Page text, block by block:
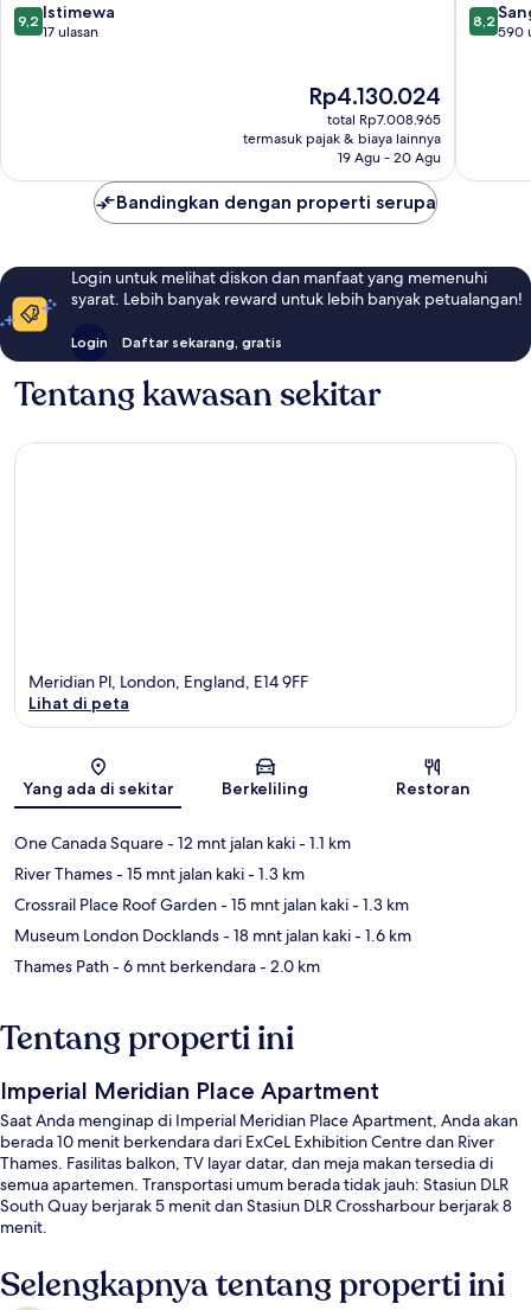
City
Centre
9.2
dari
9,2 Istimewa
17 ulasan
Harga
sekarang
Rp4.130.024
Rp4.130.024
total Rp7.008.965
termasuk pajak & biaya lainnya
19 Agu - 20 Agu
Hamlets
8.2
dari
8,2
590
Bandingkan dengan properti serupa
Login untuk melihat diskon dan manfaat yang memenuhi
syarat. Lebih banyak reward untuk lebih banyak petualangan!
Login Daftar sekarang, gratis
Tentang kawasan sekitar
Peta
Meridian Pl, London, England, E14 9FF
Lihat di peta
Yang ada di sekitar Berkeliling Restoran
One Canada Square- 12 mnt jalan kaki- 1.1 km
River Thames- 15 mnt jalan kaki- 1.3 km
Crossrail Place Roof Garden- 15 mnt jalan kaki- 1.3 km
Museum London Docklands- 18 mnt jalan kaki- 1.6 km
Thames Path- 6 mnt berkendara- 2.0 km
Tentang properti ini
Imperial Meridian Place Apartment
Saat Anda menginap di Imperial Meridian Place Apartment, Anda akan
berada 10 menit berkendara dari ExCeL Exhibition Centre dan River
Thames. Fasilitas balkon, TV layar datar, dan meja makan tersedia di
semua apartemen. Transportasi umum berada tidak jauh: Stasiun DLR
South Quay berjarak 5 menit dan Stasiun DLR Crossharbour berjarak 8
menit.
Selengkapnya tentang properti ini